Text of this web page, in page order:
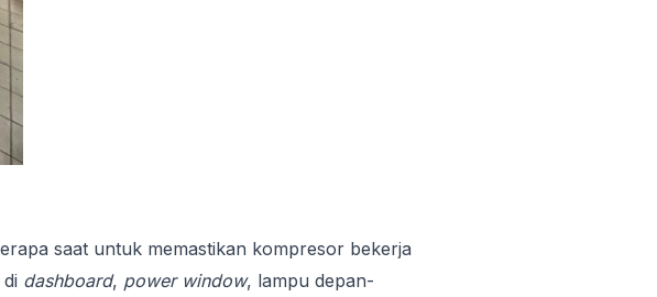
saat untuk memastikan kompresor bekerja
dashboard, power window, lampu depan-